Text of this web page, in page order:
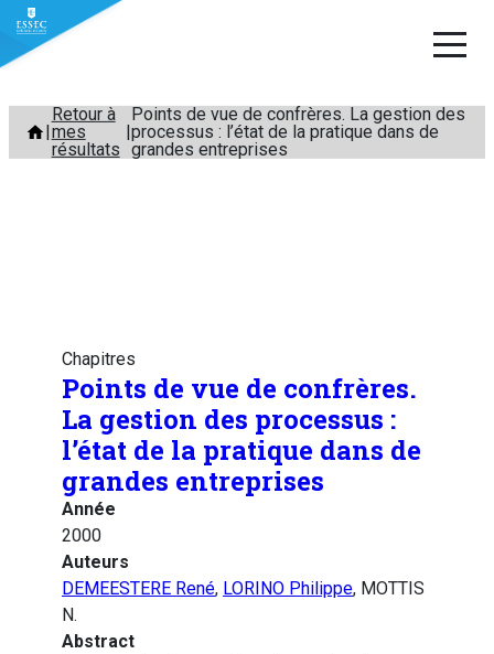
Aller
contenu
Retour à
mes
résultats
Points de vue de confrères. La gestion des
processus : l’état de la pratique dans de
grandes entreprises
Chapitres
Points de vue de confrères.
La gestion des processus :
l’état de la pratique dans de
grandes entreprises
Année
2000
Auteurs
DEMEESTERE René, LORINO Philippe, MOTTIS
N.
Abstract